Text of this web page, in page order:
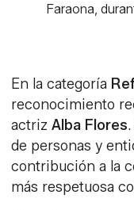
Faraona,
En la categoría
reconocimiento
actrizAlba Flores
de personas y
contribución a la
más respetuosa